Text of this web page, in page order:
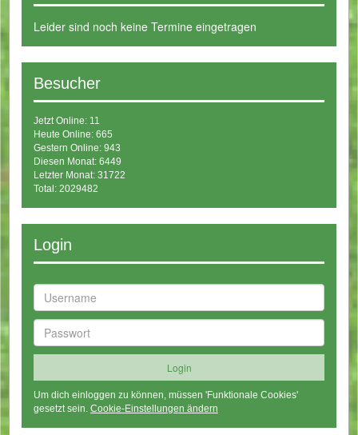
Leider sind noch keine Termine eingetragen
Besucher
Jetzt Online: 11
Heute Online: 665
Gestern Online: 943
Diesen Monat: 6449
Letzter Monat: 31722
Total: 2029482
Login
Um dich einloggen zu können, müssen 'Funktionale Cookies'
gesetzt sein. Cookie-Einstellungen ändern